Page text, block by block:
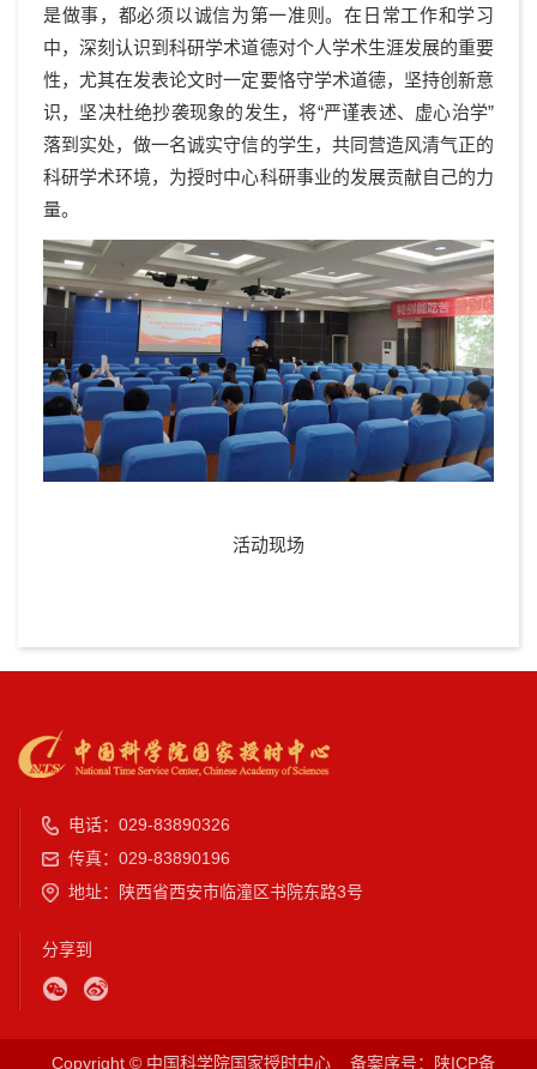
是做事，都必须以诚信为第一准则。在日常工作和学习
中，深刻认识到科研学术道德对个人学术生涯发展的重要
性，尤其在发表论文时一定要恪守学术道德，坚持创新意
识，坚决杜绝抄袭现象的发生，将“严谨表述、虚心治学”
落到实处，做一名诚实守信的学生，共同营造风清气正的
科研学术环境，为授时中心科研事业的发展贡献自己的力
量。
活动现场
电话：029-83890326
传真：029-83890196
地址：陕西省西安市临潼区书院东路3号
分享到
Copyright © 中国科学院国家授时中心 备案序号：陕ICP备